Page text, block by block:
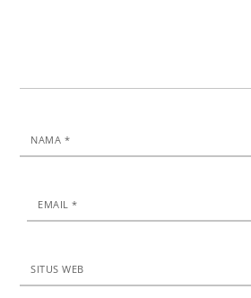
NAMA *
EMAIL*
SITUS WEB